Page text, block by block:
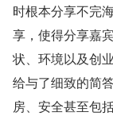
时根本分享不完
享，使得分享嘉
状、环境以及创
给与了细致的简
房、安全甚至包